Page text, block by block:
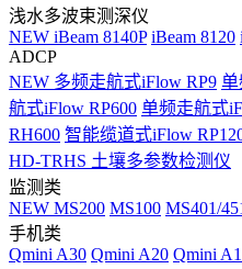
浅水多波束测深仪
NEW iBeam 8140P iBeam 8120
ADCP
NEW 多频走航式iFlow RP9 单
航式iFlow RP600 单频走航式
RH600 智能缆道式iFlow
HD-TRHS 土壤多参数检测仪
监测类
NEW MS200 MS100 MS401/
手机类
Qmini A30 Qmini A20 Qmini